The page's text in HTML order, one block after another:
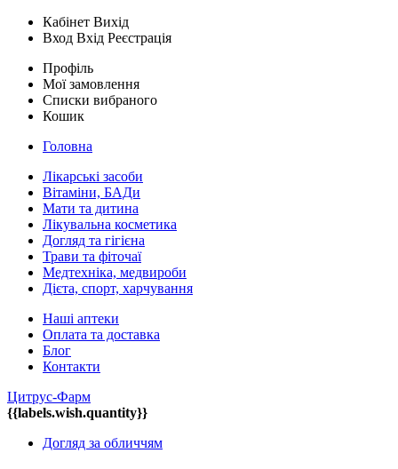
Кабінет Вихід
Вход Вхід Реєстрація
Профіль
Мої замовлення
Списки вибраного
Кошик
Головна
Лікарські засоби
Вітаміни, БАДи
Мати та дитина
Лікувальна косметика
Догляд та гігієна
Трави та фіточаї
Медтехніка, медвироби
Дієта, спорт, харчування
Наші аптеки
Оплата та доставка
Блог
Контакти
Цитрус-Фарм
{{labels.wish.quantity}}
Догляд за обличчям